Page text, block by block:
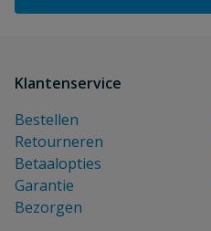
Klantenservice
Bestellen
Retourneren
Betaalopties
Garantie
Bezorgen